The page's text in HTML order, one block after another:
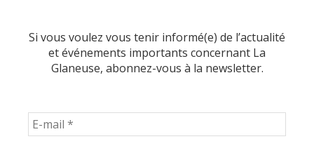
Si vous voulez vous tenir informé(e) de l’actualité
et événements importants concernant La
Glaneuse, abonnez-vous à la newsletter.